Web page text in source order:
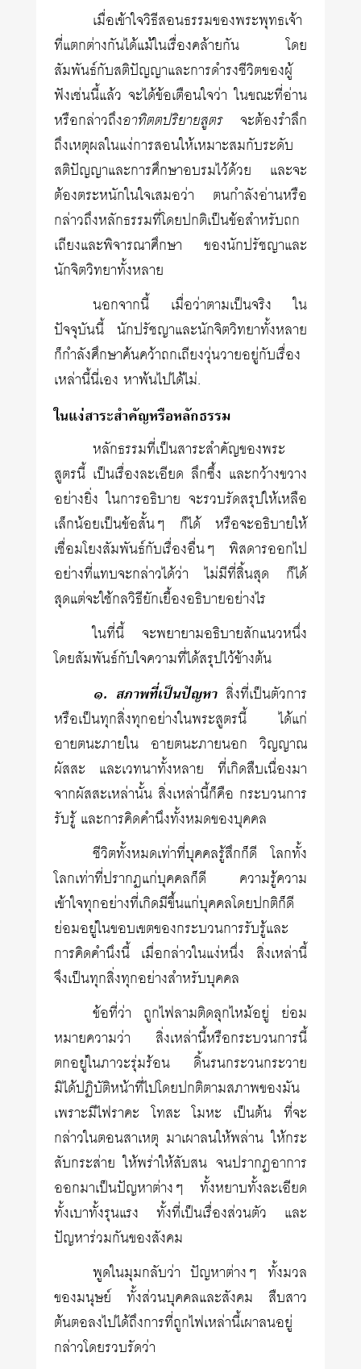
เมื่อเข้าใจวิธีสอนธรรมของพระพุทธเจ้า
ที่แตกต่างกันได้แม้ในเรื่องคล้ายกัน โดย
สัมพันธ์กับสติปัญญาและการดำรงชีวิตของผู้
ฟังเช่นนี้แล้ว จะได้ข้อเตือนใจว่า ในขณะที่อ่าน
หรือกล่าวถึงอาทิตตปริยายสูตร จะต้องรำลึก
ถึงเหตุผลในแง่การสอนให้เหมาะสมกับระดับ
สติปัญญาและการศึกษาอบรมไว้ด้วย และจะ
ต้องตระหนักในใจเสมอว่า ตนกำลังอ่านหรือ
กล่าวถึงหลักธรรมที่โดยปกติเป็นข้อสำหรับถก
เถียงและพิจารณาศึกษา ของนักปรัชญาและ
นักจิตวิทยาทั้งหลาย
นอกจากนี้ เมื่อว่าตามเป็นจริง ใน
ปัจจุบันนี้ นักปรัชญาและนักจิตวิทยาทั้งหลาย
ก็กำลังศึกษาค้นคว้าถกเถียงวุ่นวายอยู่กับเรื่อง
เหล่านี้นี่เอง หาพ้นไปได้ไม่.
ในแง่สาระสำคัญหรือหลักธรรม
หลักธรรมที่เป็นสาระสำคัญของพระ
สูตรนี้ เป็นเรื่องละเอียด ลึกซึ้ง และกว้างขวาง
อย่างยิ่ง ในการอธิบาย จะรวบรัดสรุปให้เหลือ
เล็กน้อยเป็นข้อสั้นๆ ก็ได้ หรือจะอธิบายให้
เชื่อมโยงสัมพันธ์กับเรื่องอื่นๆ พิสดารออกไป
อย่างที่แทบจะกล่าวได้ว่า ไม่มีที่สิ้นสุด ก็ได้
สุดแต่จะใช้กลวิธียักเยื้องอธิบายอย่างไร
ในที่นี้ จะพยายามอธิบายสักแนวหนึ่ง
โดยสัมพันธ์กับใจความที่ได้สรุปไว้ข้างต้น
๑. สภาพที่เป็นปัญหาสิ่งที่เป็นตัวการ
หรือเป็นทุกสิ่งทุกอย่างในพระสูตรนี้ ได้แก่
อายตนะภายใน อายตนะภายนอก วิญญาณ
ผัสสะ และเวทนาทั้งหลาย ที่เกิดสืบเนื่องมา
จากผัสสะเหล่านั้น สิ่งเหล่านี้ก็คือ กระบวนการ
รับรู้ และการคิดคำนึงทั้งหมดของบุคคล
ชีวิตทั้งหมดเท่าที่บุคคลรู้สึกก็ดี โลกทั้ง
โลกเท่าที่ปรากฏแก่บุคคลก็ดี ความรู้ความ
เข้าใจทุกอย่างที่เกิดมีขึ้นแก่บุคคลโดยปกติก็ดี
ย่อมอยู่ในขอบเขตของกระบวนการรับรู้และ
การคิดคำนึงนี้ เมื่อกล่าวในแง่หนึ่ง สิ่งเหล่านี้
จึงเป็นทุกสิ่งทุกอย่างสำหรับบุคคล
ข้อที่ว่า ถูกไฟลามติดลุกไหม้อยู่ ย่อม
หมายความว่า สิ่งเหล่านี้หรือกระบวนการนี้
ตกอยู่ในภาวะรุ่มร้อน ดิ้นรนกระวนกระวาย
มิได้ปฏิบัติหน้าที่ไปโดยปกติตามสภาพของมัน
เพราะมีไฟราคะ โทสะ โมหะ เป็นต้น ที่จะ
กล่าวในตอนสาเหตุ มาเผาลนให้พล่าน ให้กระ
สับกระส่าย ให้พร่าให้สับสน จนปรากฏอาการ
ออกมาเป็นปัญหาต่างๆ ทั้งหยาบทั้งละเอียด
ทั้งเบาทั้งรุนแรง ทั้งที่เป็นเรื่องส่วนตัว และ
ปัญหาร่วมกันของสังคม
พูดในมุมกลับว่า ปัญหาต่างๆ ทั้งมวล
ของมนุษย์ ทั้งส่วนบุคคลและสังคม สืบสาว
ต้นตอลงไปได้ถึงการที่ถูกไฟเหล่านี้เผาลนอยู่
กล่าวโดยรวบรัดว่า